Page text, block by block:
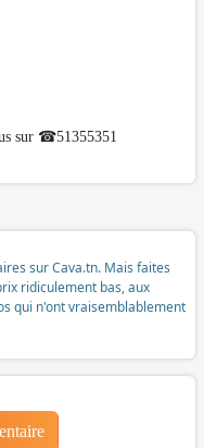
sur ☎51355351
sur Cava.tn. Mais faites
ridiculement bas, aux
qui n'ont vraisemblablement